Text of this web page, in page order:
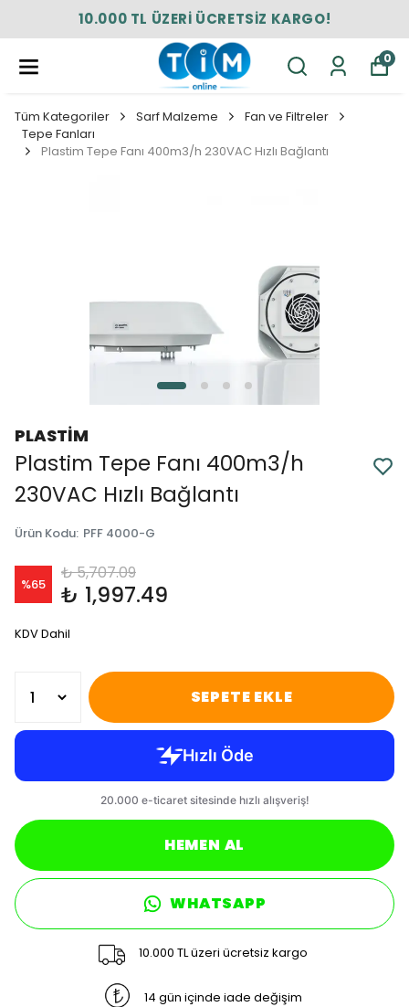
10.000 TL ÜZERİ ÜCRETSİZ KARGO!
0
Tüm Kategoriler Sarf Malzeme
Fan ve Filtreler
Tepe Fanları
Plastim Tepe Fanı 400m3/h 230VAC Hızlı Bağlantı
PLASTİM
Plastim Tepe Fanı 400m3/h
230VAC Hızlı Bağlantı
Ürün Kodu: PFF 4000-G
%65
₺ 5,707.09
₺ 1,997.49
KDV Dahil
SEPETE EKLE
HEMEN AL
WHATSAPP
10.000 TL üzeri ücretsiz kargo
14 gün içinde iade değişim